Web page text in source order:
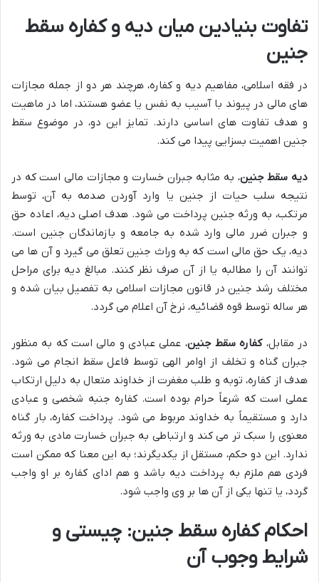
تفاوت بنیادین میان دیه و کفاره سقط
جنین
در فقه اسلامی، مفاهیم دیه و کفاره، هرچند هر دو از جمله مجازات
های مالی در پیوند با آسیب به نفس یا عضو هستند، اما در ماهیت
و هدف تفاوت های اساسی دارند. تمایز این دو، در موضوع سقط
جنین اهمیت بسزایی پیدا می کند.
دیه سقط جنین، به مثابه جبران خسارت و مجازات مالی است که در
نتیجه سلب حیات از جنین یا وارد آوردن صدمه به آن، توسط
مرتکب، به ورثه جنین پرداخت می شود. هدف اصلی دیه، اعاده حق
و جبران ضرر مالی وارد شده به جامعه و بازماندگان جنین است.
دیه، یک حق مالی است که به وراث جنین تعلق می گیرد و آن ها می
توانند آن را مطالبه یا از آن صرف نظر کنند. مبالغ دیه برای مراحل
مختلف رشد جنین در قانون مجازات اسلامی به تفصیل بیان شده و
هر ساله توسط قوه قضائیه، نرخ آن اعلام می گردد.
در مقابل،کفاره سقط جنین، عملی عبادی و مالی است که به منظور
جبران گناه و تخلف از اوامر الهی توسط فاعل سقط انجام می شود.
هدف از کفاره، توبه و طلب مغفرت از خداوند متعال به دلیل ارتکاب
عملی است که شرعاً حرام بوده است. کفاره جنبه شخصی و عبادی
دارد و مستقیماً به خداوند مربوط می شود. پرداخت کفاره، بار گناه
معنوی را سبک تر می کند و ارتباطی به جبران خسارت مادی به ورثه
ندارد. این دو حکم، مستقل از یکدیگرند؛ به این معنا که ممکن است
فردی هم ملزم به پرداخت دیه باشد و هم ادای کفاره بر او واجب
گردد، یا تنها یکی از آن ها بر وی واجب شود.
احکام کفاره سقط جنین: چیستی و
شرایط وجوب آن